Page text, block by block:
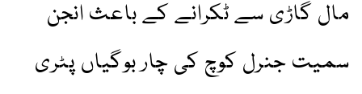
مال گاڑی سے ٹکرانے کے باعث انجن
سمیت جنرل کوچ کی چار بوگیاں پٹری